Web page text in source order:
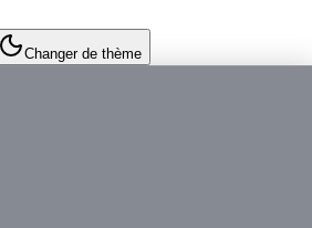
Changer de thème